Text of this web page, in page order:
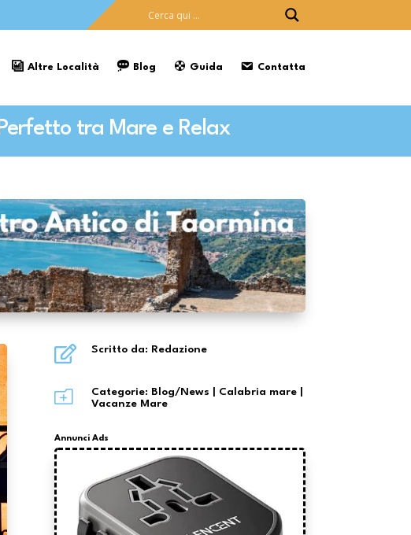
Altre Località Blog Guida Contatta
tra Mare e Relax
 Scritto da: Redazione
o Categorie: Blog/News Calabria mare
Vacanze Mare
Annunci Ads